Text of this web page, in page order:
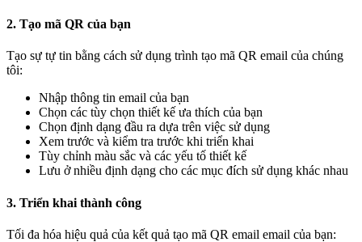
2. Tạo mã QR của bạn
Tạo sự tự tin bằng cách sử dụng trình tạo mã QR email của chúng
tôi:
Nhập thông tin email của bạn
Chọn các tùy chọn thiết kế ưa thích của bạn
Chọn định dạng đầu ra dựa trên việc sử dụng
Xem trước và kiểm tra trước khi triển khai
Tùy chỉnh màu sắc và các yếu tố thiết kế
Lưu ở nhiều định dạng cho các mục đích sử dụng khác nhau
3. Triển khai thành công
Tối đa hóa hiệu quả của kết quả tạo mã QR email email của bạn: